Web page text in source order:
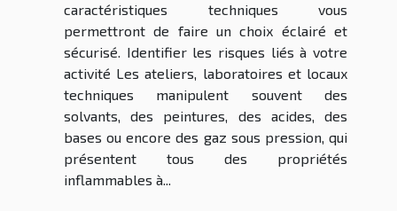
caractéristiques techniques vous
permettront de faire un choix éclairé et
sécurisé. Identifier les risques liés à votre
activité Les ateliers, laboratoires et locaux
techniques manipulent souvent des
solvants, des peintures, des acides, des
bases ou encore des gaz sous pression, qui
présentent tous des propriétés
inflammables à...